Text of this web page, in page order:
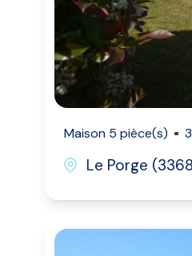
Maison 5 pièce(s)
Le Porge